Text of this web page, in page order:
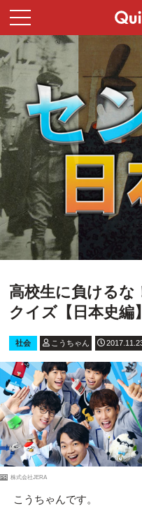
高校生に負けるな
クイズ【日本史編】
社会 こうちゃん
PR 株式会社JERA
こうちゃんです。